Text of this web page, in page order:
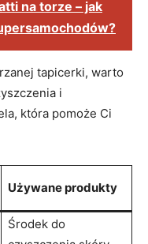
na torze – jak
tapicerki, warto
i
która pomoże Ci
Używane produkty
Środek do